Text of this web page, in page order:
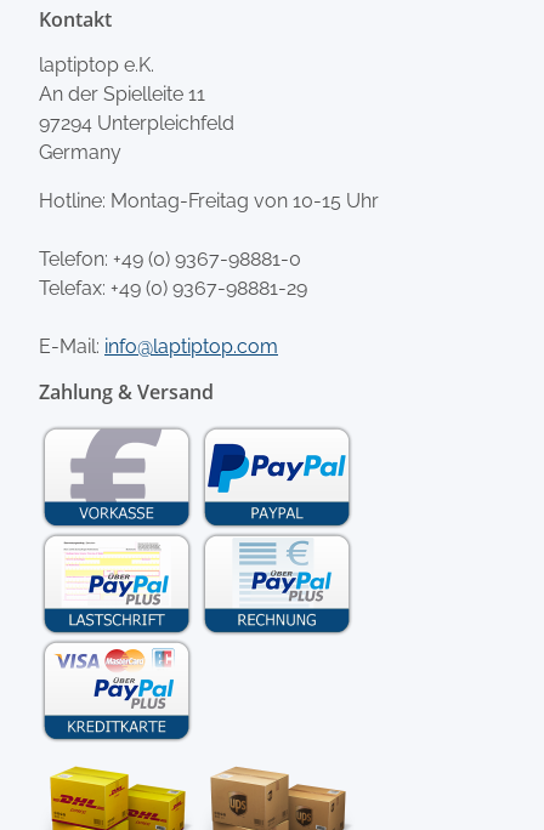
Kontakt
laptiptop e.K.
An der Spielleite 11
97294 Unterpleichfeld
Germany
Hotline: Montag-Freitag von 10-15 Uhr
Telefon: +49 (0) 9367-98881-0
Telefax: +49 (0) 9367-98881-29
E-Mail: info@laptiptop.com
Zahlung & Versand